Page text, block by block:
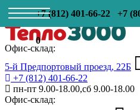
+7 (812) 401-66-22 +7
0
Офис-склад:
5-й Предпортовый проезд, 22Б
+7 (812) 401-66-22
пн-пт 9.00-18.00,сб 9.00-18.00
Офис-склад: